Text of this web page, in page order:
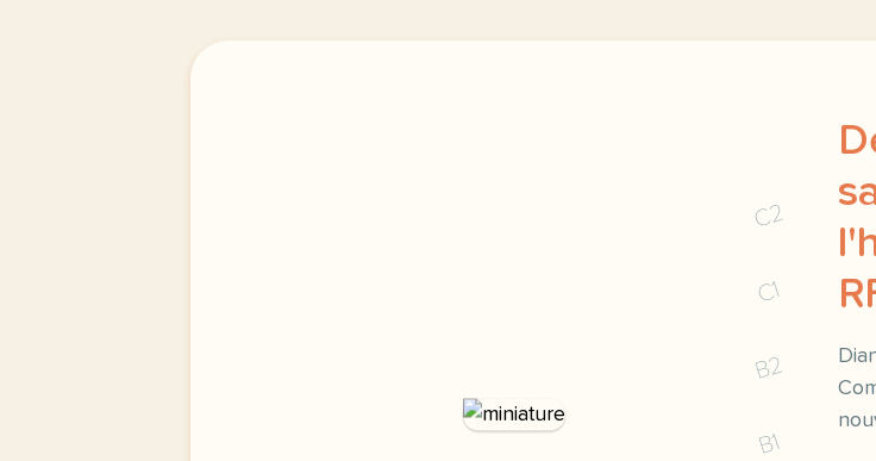
C2
C1
B2
B1